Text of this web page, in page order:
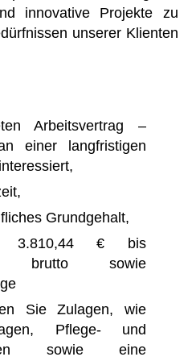
innovative Projekte zu
unserer Klienten
Arbeitsvertrag –
einer langfristigen
Grundgehalt,
3.810,44 € bis
brutto sowie
Sie Zulagen, wie
Pflege- und
sowie eine